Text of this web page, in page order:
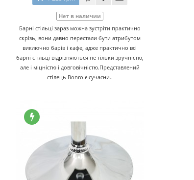
Нет в наличии
Барні стільці зараз можна зустріти практично
скрізь, вони давно перестали бути атрибутом
виключно барів і кафе, адже практично всі
барні стільці відрізняються не тільки зручністю,
але і міцністю і довговічністю.Представлений
стілець Bonro є сучасни..